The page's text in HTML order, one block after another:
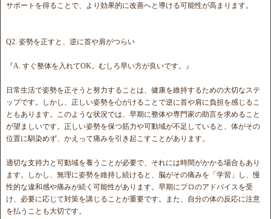
サポートを得ることで、より効果的に改善へと導ける可能性が高まります。
Q2. 姿勢を正すと、逆に首や肩がつらい
『A. すぐ整体を入れてOK。むしろ早い方が良いです。』
日常生活で姿勢を正そうと努力することは、健康を維持するための大切なステ
ップです。しかし、正しい姿勢を心がけることで逆に首や肩に負担を感じるこ
ともあります。このような状況では、早期に整体や専門家の助言を求めること
が望ましいです。正しい姿勢を保つ筋力や可動域が不足していると、体がその
位置に馴染めず、かえって痛みを引き起こすことがあります。
適切な支持力と可動域を養うことが必要で、それには時間がかかる場合もあり
ます。しかし、無理に姿勢を維持し続けると、脳がその痛みを「学習」し、慢
性的な違和感や痛みが続く可能性があります。早期にプロのアドバイスを受
け、必要に応じて対策を講じることが重要です。また、自分の体の反応に注意
を払うことも大切です。